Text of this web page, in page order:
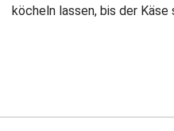
köcheln lassen, bis der